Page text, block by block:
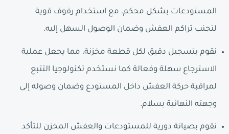
المستودعات بشكل محكم، مع استخدام رفوف قوية
لتجنب تراكم العفش وضمان الوصول السهل إليه.
نقوم بتسجيل دقيق لكل قطعة مخزنة، مما يجعل عملية
الاسترجاع سهلة وفعالة كما نستخدم تكنولوجيا التتبع
لمراقبة حركة العفش داخل المستودع وضمان وصوله إلى
وجهته النهائية بسلام.
نقوم بصيانة دورية للمستودعات والعفش المخزن للتأكد